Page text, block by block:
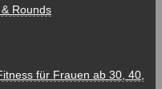
Rounds
für Frauen ab 30, 40,